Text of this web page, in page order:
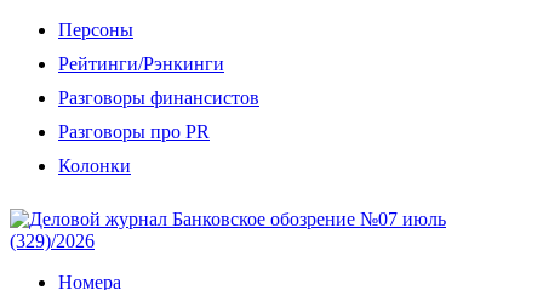
Персоны
Рейтинги/Рэнкинги
Разговоры финансистов
Разговоры про PR
Колонки
Номера